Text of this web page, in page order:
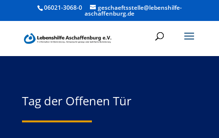
06021-3068-0 geschaeftsstelle@lebenshilfe-
aschaffenburg.de
Tag der Offenen Tür